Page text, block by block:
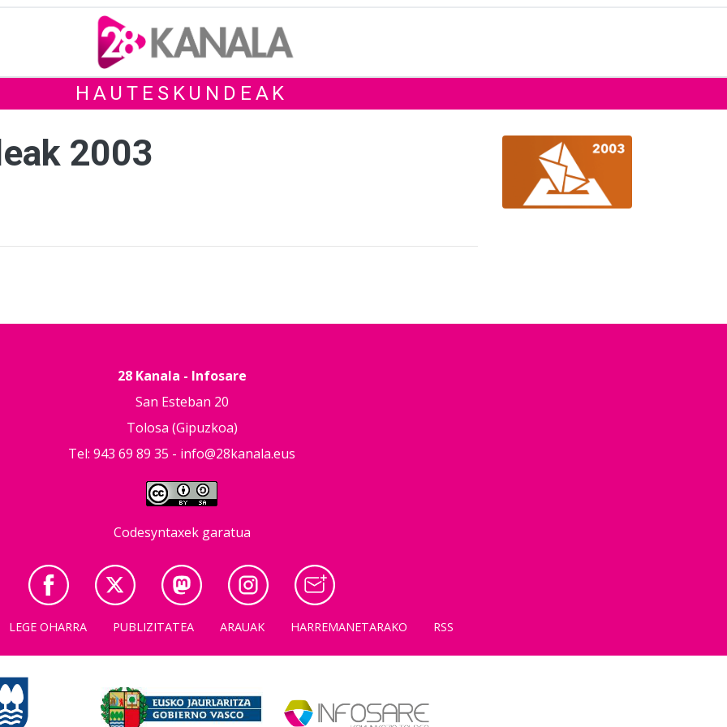
HAUTESKUNDEAK
2003
28 Kanala - Infosare
San Esteban 20
Tolosa (Gipuzkoa)
Tel: 943 69 89 35 - info@28kanala.eus
Codesyntaxek garatua
LEGE OHARRA PUBLIZITATEA ARAUAK HARREMANETARAKO RSS